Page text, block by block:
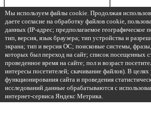
Мы используем файлы cookie. Продолжая
даете согласие на обработку файлов cookie,
данных (IP-адрес; предполагаемое географическое
тип, версия, язык браузера; тип устройства и
экрана; тип и версия ОС; поисковые системы,
которых был переход на сайт; список посещенных
проведенное время на сайте; пол и возраст
интересы посетителей; скачивание файлов). В
функционирования сайта и проведения
исследований данные обрабатываются с
интернет-сервиса Яндекс Метрика.